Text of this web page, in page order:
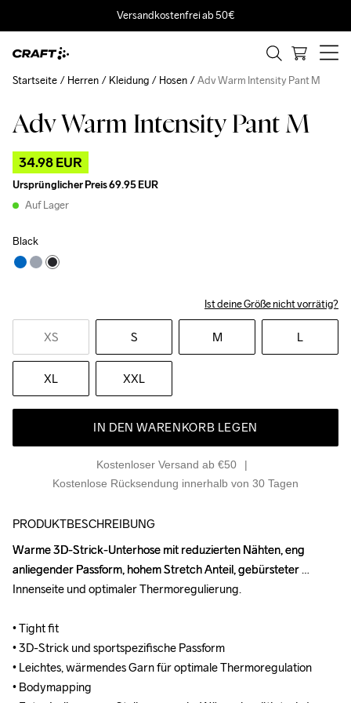
Versandkostenfrei ab 50€
Adv Warm Intensity Pant M
34.98 EUR
Ursprünglicher Preis69.95 EUR
Auf Lager
Black
Ist deine Größe nicht vorrätig?
XS S M L
XL XXL
IN DEN WARENKORB LEGEN
Kostenloser Versand ab €50
Kostenlose Rücksendung innerhalb von 30 Tagen
Startseite Herren Kleidung Hosen Adv Warm Intensity Pant M
Outlet
PRODUKTBESCHREIBUNG
Warme 3D-Strick-Unterhose mit reduzierten Nähten, eng
anliegender Passform, hohem Stretch Anteil, gebürsteter
Innenseite und optimaler Thermoregulierung.
• Tight fit
• 3D-Strick und sportspezifische Passform
• Leichtes, wärmendes Garn für optimale Thermoregulation
• Bodymapping
Warme 3D-Strick-Unterhose mit reduzierten Nähten, eng
anliegender Passform, hohem Stretch Anteil, gebürsteter
Innenseite und optimaler Thermoregulierung.
• Tight fit
• 3D-Strick und sportspezifische Passform
• Leichtes, wärmendes Garn für optimale Thermoregulation
• Bodymapping